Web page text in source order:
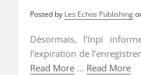
Posted by Les Echos Publishing
Désormais, l’Inpi
l’expiration de
Read More … Read More